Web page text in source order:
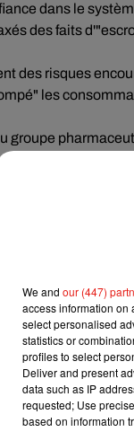
dans le
des faits
des risques
les
groupe
ans
l’ANSM
à 303 000 euros
l'Agence avait
de 225
We and our (447)
access information on
select personalised
statistics or
profiles to select
Deliver and present
data such as IP
requested; Use
based on information